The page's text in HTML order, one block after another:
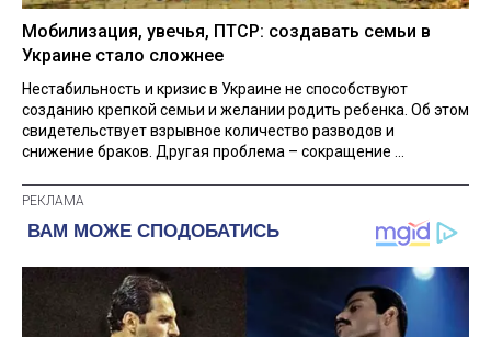
Мобилизация, увечья, ПТСР: создавать семьи в
Украине стало сложнее
Нестабильность и кризис в Украине не способствуют
созданию крепкой семьи и желании родить ребенка. Об этом
свидетельствует взрывное количество разводов и
снижение браков. Другая проблема – сокращение ...